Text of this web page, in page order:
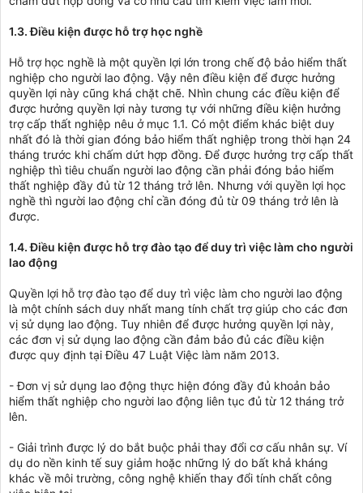
1.3. Điều kiện được hỗ trợ học nghề
Hỗ trợ học nghề là một quyền lợi lớn trong chế độ bảo hiểm thất
nghiệp cho người lao động. Vậy nên điều kiện để được hưởng
quyền lợi này cũng khá chặt chẽ. Nhìn chung các điều kiện để
được hưởng quyền lợi này tương tự với những điều kiện hưởng
trợ cấp thất nghiệp nêu ở mục 1.1. Có một điểm khác biệt duy
nhất đó là thời gian đóng bảo hiểm thất nghiệp trong thời hạn 24
tháng trước khi chấm dứt hợp đồng. Để được hưởng trợ cấp thất
nghiệp thì tiêu chuẩn người lao động cần phải đóng bảo hiểm
thất nghiệp đầy đủ từ 12 tháng trở lên. Nhưng với quyền lợi học
nghề thì người lao động chỉ cần đóng đủ từ 09 tháng trở lên là
được.
1.4. Điều kiện được hỗ trợ đào tạo để duy trì việc làm cho người
lao động
Quyền lợi hỗ trợ đào tạo để duy trì việc làm cho người lao động
là một chính sách duy nhất mang tính chất trợ giúp cho các đơn
vị sử dụng lao động. Tuy nhiên để được hưởng quyền lợi này,
các đơn vị sử dụng lao động cần đảm bảo đủ các điều kiện
được quy định tại Điều 47 Luật Việc làm năm 2013.
- Đơn vị sử dụng lao động thực hiện đóng đầy đủ khoản bảo
hiểm thất nghiệp cho người lao động liên tục đủ từ 12 tháng trở
lên.
- Giải trình được lý do bắt buộc phải thay đổi cơ cấu nhân sự. Ví
dụ do nền kinh tế suy giảm hoặc những lý do bất khả kháng
khác về môi trường, công nghệ khiến thay đổi tính chất công